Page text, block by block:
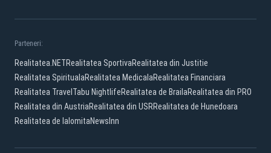
Parteneri:
Realitatea.NETRealitatea SportivaRealitatea din Justitie
Realitatea SpiritualaRealitatea MedicalaRealitatea Financiara
Realitatea Travel Tabu NightlifeRealitatea de BrailaRealitatea din PRO
Realitatea din AustriaRealitatea din USRRealitatea de Hunedoara
Realitatea de IalomitaNewsInn